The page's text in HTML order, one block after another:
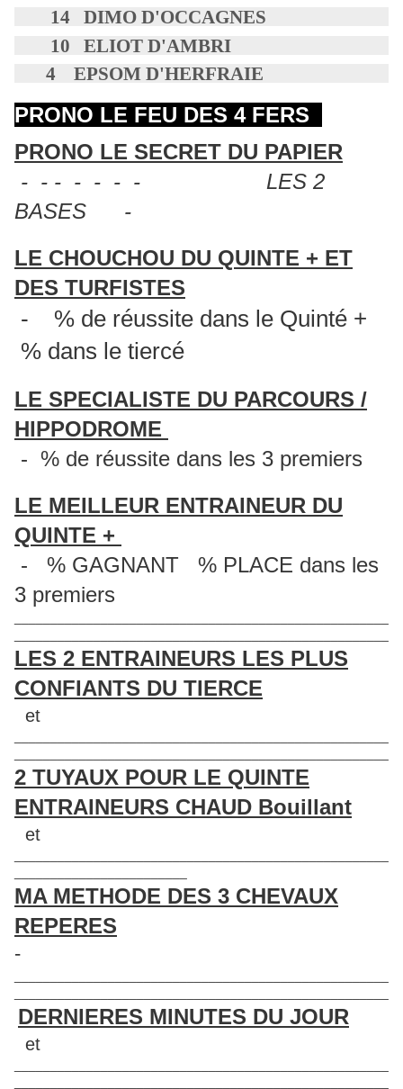
14 DIMO D'OCCAGNES
10 ELIOT D'AMBRI
4 EPSOM D'HERFRAIE
PRONO LE FEU DES 4 FERS
PRONO LE SECRET DU PAPIER
- - - - - - - LES 2
BASES -
LE CHOUCHOU DU QUINTE + ET
DES TURFISTES
- % de réussite dans le Quinté +
% dans le tiercé
LE SPECIALISTE DU PARCOURS /
HIPPODROME
- % de réussite dans les 3 premiers
LE MEILLEUR ENTRAINEUR DU
QUINTE +
- % GAGNANT % PLACE dans les
3 premiers
LES 2 ENTRAINEURS LES PLUS
CONFIANTS DU TIERCE
et
2 TUYAUX POUR LE QUINTE
ENTRAINEURS CHAUD Bouillant
et
MA METHODE DES 3 CHEVAUX
REPERES
-
DERNIERES MINUTES DU JOUR
et